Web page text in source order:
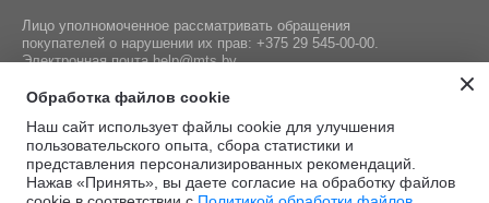
Лицо уполномоченное рассматривать обращения
покупателей о нарушении их прав: +375 29 545-00-00.
Электронная почтаhelp@mts.by
Номер телефона работников местных исполнительных и
регистрации СООО «Мобильные ТелеСистемы»,
уполномоченных рассматривать обращения покупателей:
+375 17 215-14-65
Обработка файлов cookie
Наш сайт использует файлы cookie для улучшения
пользовательского опыта, сбора статистики и
представления персонализированных рекомендаций.
Нажав «Принять», вы даете согласие на обработку файлов